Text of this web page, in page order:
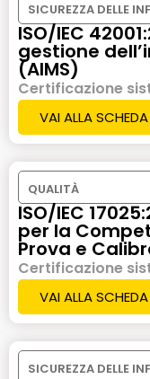
SICUREZZA DELLE
ISO/IEC
gestione
(AIMS)
Certificazione
VAI ALLA SCHEDA
QUALITÀ
ISO/IEC
per la
Prova e
Certificazione
VAI ALLA SCHEDA
SICUREZZA DELLE